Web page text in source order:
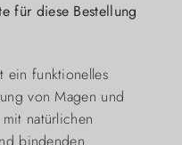
für diese Bestellung
ein funktionelles
von Magen und
natürlichen